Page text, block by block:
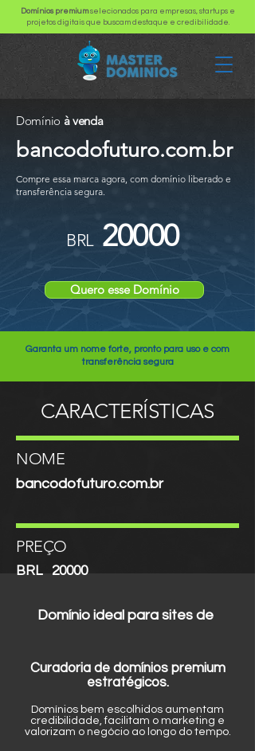
Domínios premiumselecionados para empresas, startups e
projetos digitais que buscam destaque e credibilidade.
Domínio à venda
bancodofuturo.com.br
Compre essa marca agora, com domínio liberado e
transferência segura.
BRL 20000
Quero esse Domínio
Garanta um nome forte, pronto para uso e com
transferência segura
CARACTERÍSTICAS
NOME
bancodofuturo.com.br
PREÇO
BRL 20000
Domínio ideal para sites de
Curadoria de domínios premium
estratégicos.
Domínios bem escolhidos aumentam
credibilidade, facilitam o marketing e
valorizam o negócio ao longo do tempo.